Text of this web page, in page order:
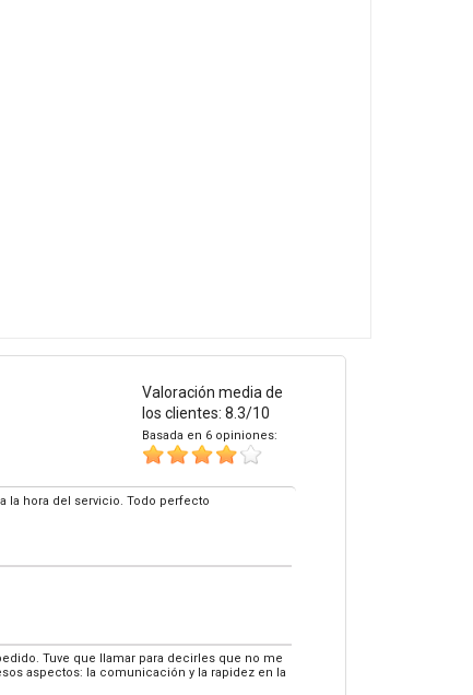
Valoración media de
los clientes: 8.3/10
Basada en 6 opiniones:
la hora del servicio. Todo perfecto
Tuve que llamar para decirles que no me
aspectos: la comunicación y la rapidez en la